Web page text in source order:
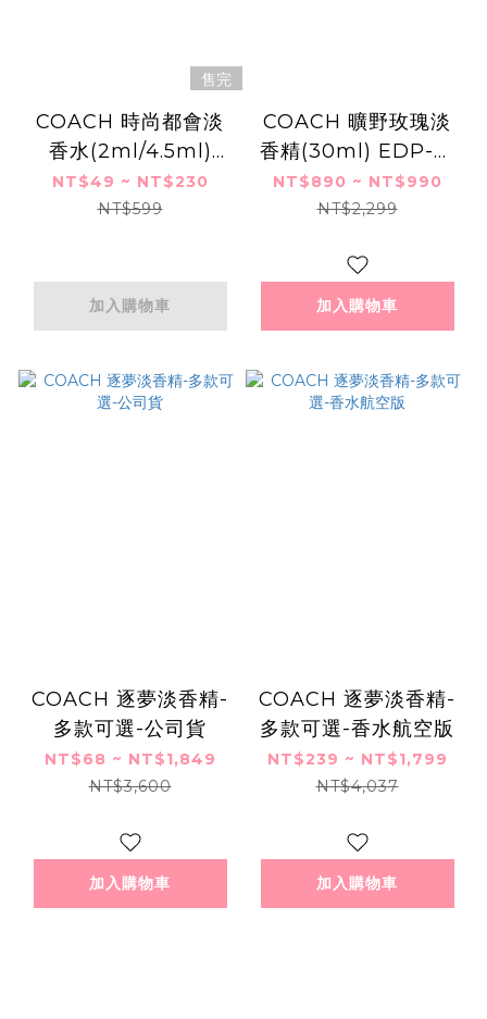
售完
COACH 時尚都會淡
香水(2ml/4.5ml)
EDT-多款-公司貨
NT$49 ~ NT$230
NT$599
加入購物車
COACH 曠野玫瑰淡
香精(30ml) EDP-國
際航空版
NT$890 ~ NT$990
NT$2,299
加入購物車
COACH 逐夢淡香精-
多款可選-公司貨
NT$68 ~ NT$1,849
NT$3,600
加入購物車
COACH 逐夢淡香精-
多款可選-香水航空版
NT$239 ~ NT$1,799
NT$4,037
加入購物車